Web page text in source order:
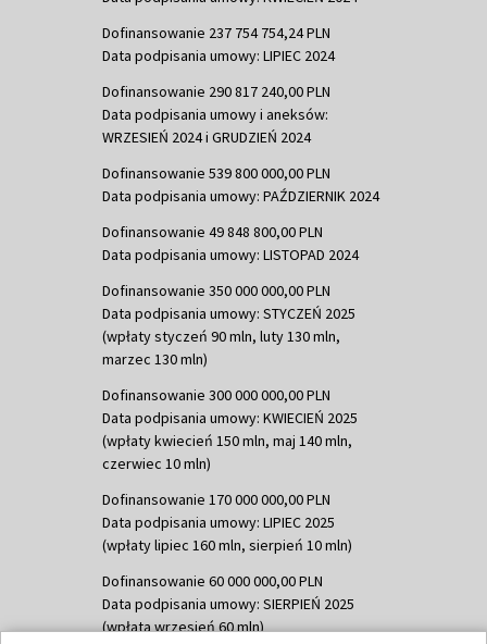
Dofinansowanie 237 754 754,24 PLN
Data podpisania umowy: LIPIEC 2024
Dofinansowanie 290 817 240,00 PLN
Data podpisania umowy i aneksów:
WRZESIEŃ 2024 i GRUDZIEŃ 2024
Dofinansowanie 539 800 000,00 PLN
Data podpisania umowy: PAŹDZIERNIK 2024
Dofinansowanie 49 848 800,00 PLN
Data podpisania umowy: LISTOPAD 2024
Dofinansowanie 350 000 000,00 PLN
Data podpisania umowy: STYCZEŃ 2025
(wpłaty styczeń 90 mln, luty 130 mln,
marzec 130 mln)
Dofinansowanie 300 000 000,00 PLN
Data podpisania umowy: KWIECIEŃ 2025
(wpłaty kwiecień 150 mln, maj 140 mln,
czerwiec 10 mln)
Dofinansowanie 170 000 000,00 PLN
Data podpisania umowy: LIPIEC 2025
(wpłaty lipiec 160 mln, sierpień 10 mln)
Dofinansowanie 60 000 000,00 PLN
Data podpisania umowy: SIERPIEŃ 2025
(wpłata wrzesień 60 mln)